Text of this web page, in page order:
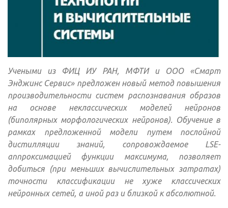
Учеными из ФИЦ ИУ РАН, МФТИ и ООО «Смарт
Энджинс Сервис» предложен новый метод повышения
производительности систем распознавания образов
на основе неклассических моделей нейронов
(биполярных морфологических нейронов). Обучение в
рамках предложенной модели путем послойной
дистилляции знаний, сопровождаемое LSE-
аппроксимацией функции максимума, позволяет
добиться (при меньших вычислительных затратах)
точности классификации не хуже классических
нейронных сетей, а иной раз и близкой к абсолютной.